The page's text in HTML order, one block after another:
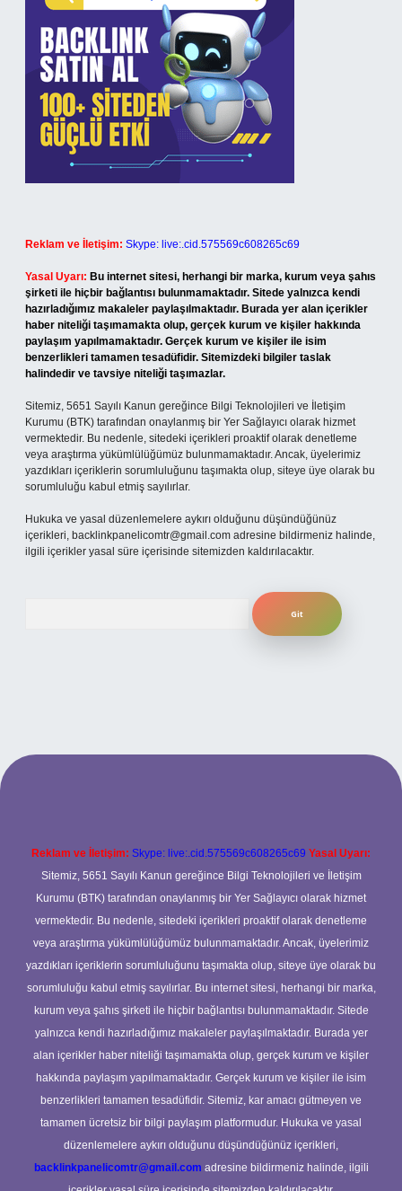
Reklam ve İletişim: Skype: live:.cid.575569c608265c69
Yasal Uyarı: Bu internet sitesi, herhangi bir marka, kurum veya şahıs
şirketi ile hiçbir bağlantısı bulunmamaktadır. Sitede yalnızca kendi
hazırladığımız makaleler paylaşılmaktadır. Burada yer alan içerikler
haber niteliği taşımamakta olup, gerçek kurum ve kişiler hakkında
paylaşım yapılmamaktadır. Gerçek kurum ve kişiler ile isim
benzerlikleri tamamen tesadüfidir. Sitemizdeki bilgiler taslak
halindedir ve tavsiye niteliği taşımazlar.
Sitemiz, 5651 Sayılı Kanun gereğince Bilgi Teknolojileri ve İletişim
Kurumu (BTK) tarafından onaylanmış bir Yer Sağlayıcı olarak hizmet
vermektedir. Bu nedenle, sitedeki içerikleri proaktif olarak denetleme
veya araştırma yükümlülüğümüz bulunmamaktadır. Ancak, üyelerimiz
yazdıkları içeriklerin sorumluluğunu taşımakta olup, siteye üye olarak bu
sorumluluğu kabul etmiş sayılırlar.
Hukuka ve yasal düzenlemelere aykırı olduğunu düşündüğünüz
içerikleri, backlinkpanelicomtr@gmail.com adresine bildirmeniz halinde,
ilgili içerikler yasal süre içerisinde sitemizden kaldırılacaktır.
Reklam ve İletişim: Skype: live:.cid.575569c608265c69 Yasal Uyarı:
Sitemiz, 5651 Sayılı Kanun gereğince Bilgi Teknolojileri ve İletişim
Kurumu (BTK) tarafından onaylanmış bir Yer Sağlayıcı olarak hizmet
vermektedir. Bu nedenle, sitedeki içerikleri proaktif olarak denetleme
veya araştırma yükümlülüğümüz bulunmamaktadır. Ancak, üyelerimiz
yazdıkları içeriklerin sorumluluğunu taşımakta olup, siteye üye olarak bu
sorumluluğu kabul etmiş sayılırlar. Bu internet sitesi, herhangi bir marka,
kurum veya şahıs şirketi ile hiçbir bağlantısı bulunmamaktadır. Sitede
yalnızca kendi hazırladığımız makaleler paylaşılmaktadır. Burada yer
alan içerikler haber niteliği taşımamakta olup, gerçek kurum ve kişiler
hakkında paylaşım yapılmamaktadır. Gerçek kurum ve kişiler ile isim
benzerlikleri tamamen tesadüfidir. Sitemiz, kar amacı gütmeyen ve
tamamen ücretsiz bir bilgi paylaşım platformudur. Hukuka ve yasal
düzenlemelere aykırı olduğunu düşündüğünüz içerikleri,
backlinkpanelicomtr@gmail.com adresine bildirmeniz halinde, ilgili